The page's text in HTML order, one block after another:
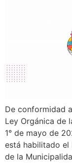
De conformidad
Ley Orgánica de
1° de mayo de
está habilitado el
de la